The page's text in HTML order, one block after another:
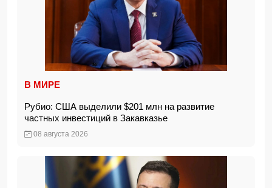
В МИРЕ
Рубио: США выделили $201 млн на развитие
частных инвестиций в Закавказье
08 августа 2026